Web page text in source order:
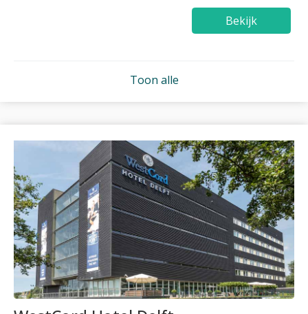
Bekijk
Toon alle